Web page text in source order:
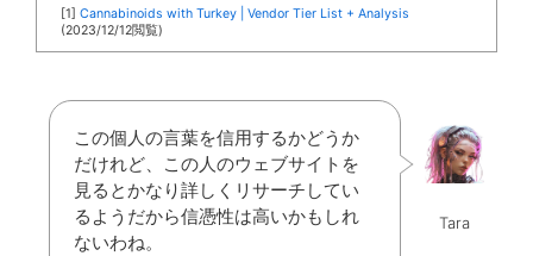
[1] Cannabinoids with Turkey | Vendor Tier List + Analysis
(2023/12/12閲覧)
この個人の言葉を信用するかどうか
だけれど、この人のウェブサイトを
見るとかなり詳しくリサーチしてい
るようだから信憑性は高いかもしれ
ないわね。
Tara